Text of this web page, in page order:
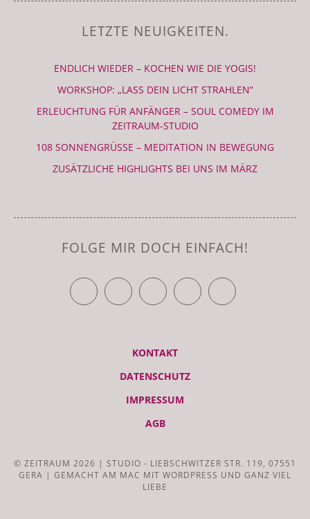
LETZTE NEUIGKEITEN.
ENDLICH WIEDER – KOCHEN WIE DIE YOGIS!
WORKSHOP: „LASS DEIN LICHT STRAHLEN“
ERLEUCHTUNG FÜR ANFÄNGER – SOUL COMEDY IM
ZEITRAUM-STUDIO
108 SONNENGRÜSSE – MEDITATION IN BEWEGUNG
ZUSÄTZLICHE HIGHLIGHTS BEI UNS IM MÄRZ
FOLGE MIR DOCH EINFACH!
TWITTERFACEBOOKYOUTUBEVIMEO RSS FEED
KONTAKT
DATENSCHUTZ
IMPRESSUM
AGB
© ZEITRAUM 2026 | STUDIO - LIEBSCHWITZER STR. 119, 07551
GERA | GEMACHT AM MAC MIT WORDPRESS UND GANZ VIEL
LIEBE